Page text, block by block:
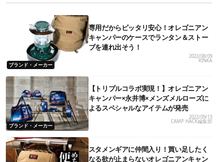
ブランド・メーカー
専用だからピッタリ安心！オレゴニアン
キャンパーのケースでランタン＆ストー
ブを連れ出そう！
2022/08/09
RINKA
ブランド・メーカー
【トリプルコラボ実現！】オレゴニアン
キャンパー×永井博×メンズメルローズに
よるスペシャルなアイテムが発売
2022/09/13
CAMP HACK編集部
スタメンギアに仲間入り！買い足したく
なる欲が止まらないオレゴニアンキャン